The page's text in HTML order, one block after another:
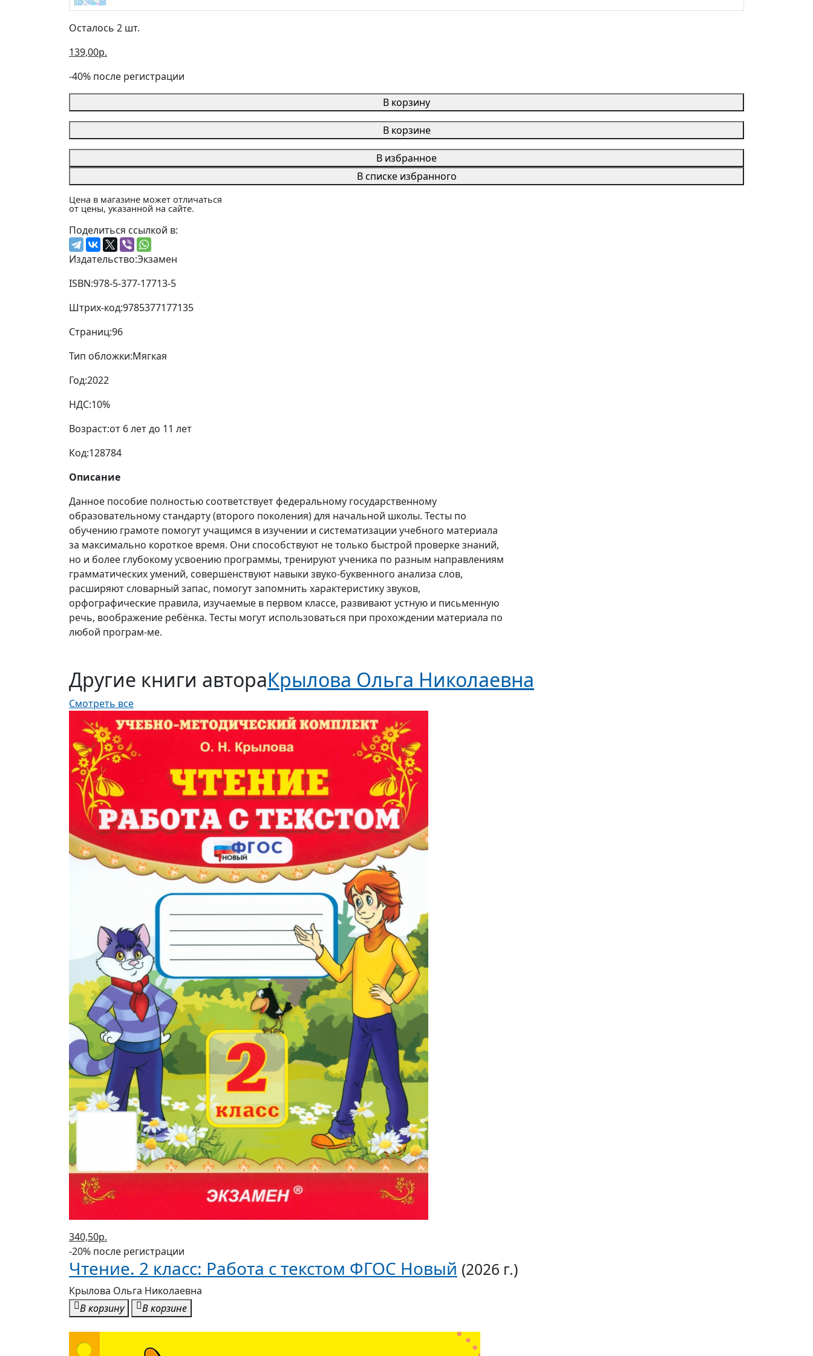
Осталось 2 шт.
139,00р.
-40% после регистрации
В корзину
В корзине
В избранное
В списке избранного
Цена в магазине может отличаться
от цены, указанной на сайте.
Поделиться ссылкой в:
Издательство:Экзамен
ISBN:978-5-377-17713-5
Штрих-код:9785377177135
Страниц:96
Тип обложки:Мягкая
Год:2022
НДС:10%
Возраст:от 6 лет до 11 лет
Код:128784
Описание
Данное пособие полностью соответствует федеральному государственному
образовательному стандарту (второго поколения) для начальной школы. Тесты по
обучению грамоте помогут учащимся в изучении и систематизации учебного материала
за максимально короткое время. Они способствуют не только быстрой проверке знаний,
но и более глубокому усвоению программы, тренируют ученика по разным направлениям
грамматических умений, совершенствуют навыки звуко-буквенного анализа слов,
расширяют словарный запас, помогут запомнить характеристику звуков,
орфографические правила, изучаемые в первом классе, развивают устную и письменную
речь, воображение ребёнка. Тесты могут использоваться при прохождении материала по
любой програм-ме.
Другие книги автораКрылова Ольга Николаевна
Смотреть все
340,50р.
-20% после регистрации
Чтение. 2 класс: Работа с текстом ФГОС Новый (2026 г.)
Крылова Ольга Николаевна
В корзину
В корзине